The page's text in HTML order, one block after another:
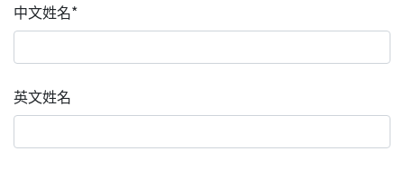
中文姓名*
英文姓名